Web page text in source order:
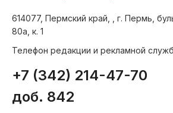
614077, Пермский край, , г. Пермь,
80а, к. 1
Телефон редакции и рекламной
+7 (342) 214-47-70
доб. 842